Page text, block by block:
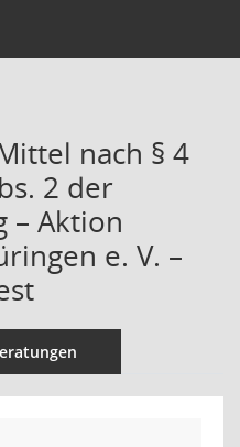
nach § 4
2 der
– Aktion
e. V. –